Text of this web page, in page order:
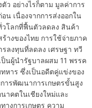
ว อย่างไรก็ตาม มูลค่าการ
น เนื่องจากการส่งออกใน
วโลกที่ฟื้นตัวลดลง สินค้า
างของไทย การใช้จ่ายภาค
ลงทุนที่ลดลง เศรษฐา ทวี
นผู้นำรัฐบาลผสม 11 พรรค
หาร ซึ่งเป็นอดีตคู่แข่งของ
ารพัฒนาการเกษตรขั้นสูง
าคตในเชียงใหม่และ
างการเกษตร ความ